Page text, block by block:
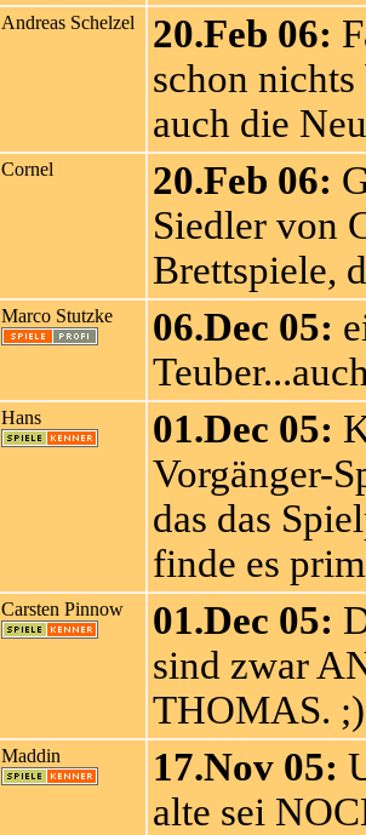
Andreas Schelzel 20.Feb 06:
schon nichts
auch die
Cornel 20.Feb 06:
Siedler von
Brettspiele,
Marco Stutzke 06.Dec 05:
Hans 01.Dec 05:
Vorgänger-
das das
finde es
Carsten Pinnow 01.Dec 05:
sind zwar
THOMAS.
Maddin 17.Nov 05:
alte sei